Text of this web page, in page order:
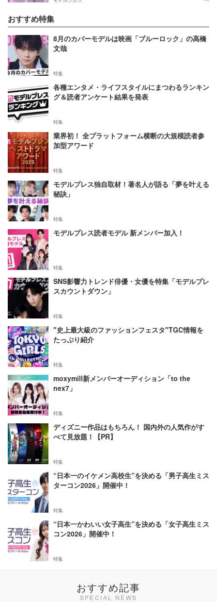
おすすめ特集
8月のカバーモデルは映画「ブルーロック」の高橋
文哉
特集
各種エンタメ・ライフスタイルにまつわるランキン
グ＆読者アンケート結果を発表
特集
業界初！ 全プラットフォーム横断の大規模読者参
加型アワード
特集
モデルプレス独自取材！著名人が語る「夢を叶える
秘訣」
特集
モデルプレス読者モデル 新メンバー加入！
特集
SNS影響力トレンド俳優・女優を特集「モデルプレ
スカウントダウン」
特集
"史上最大級のファッションフェスタ"TGC情報を
たっぷり紹介
特集
moxymill新メンバーオーディション「to the
nex7」
特集
ディズニー作品はもちろん！ 国内外の人気作がす
べて見放題！【PR】
特集
“日本一のイケメン高校生”を決める「男子高生ミス
ターコン2026」開催中！
特集
“日本一かわいい女子高生”を決める「女子高生ミス
コン2026」開催中！
特集
おすすめ記事
SPECIAL NEWS